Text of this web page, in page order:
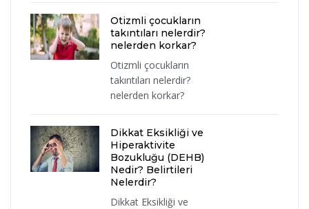
Otizmli çocukların
takıntıları nelerdir?
nelerden korkar?
Otizmli çocukların
takıntıları nelerdir?
nelerden korkar?
Dikkat Eksikliği ve
Hiperaktivite
Bozukluğu (DEHB)
Nedir? Belirtileri
Nelerdir?
Dikkat Eksikliği ve